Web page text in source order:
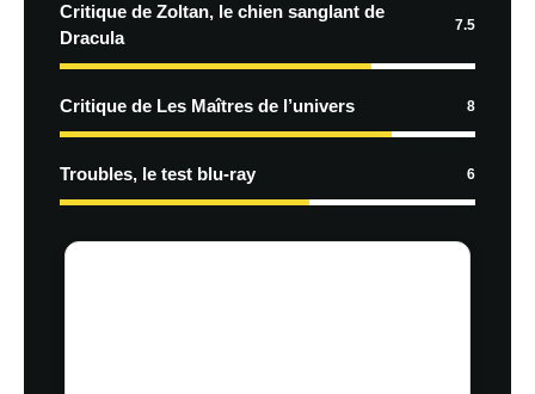
Critique de Zoltan, le chien sanglant de
Dracula
7.5
Critique de Les Maîtres de l’univers 8
Troubles, le test blu-ray 6